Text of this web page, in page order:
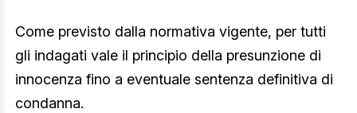
Come previsto dalla normativa vigente, per tutti
gli indagati vale il principio della presunzione di
innocenza fino a eventuale sentenza definitiva di
condanna.